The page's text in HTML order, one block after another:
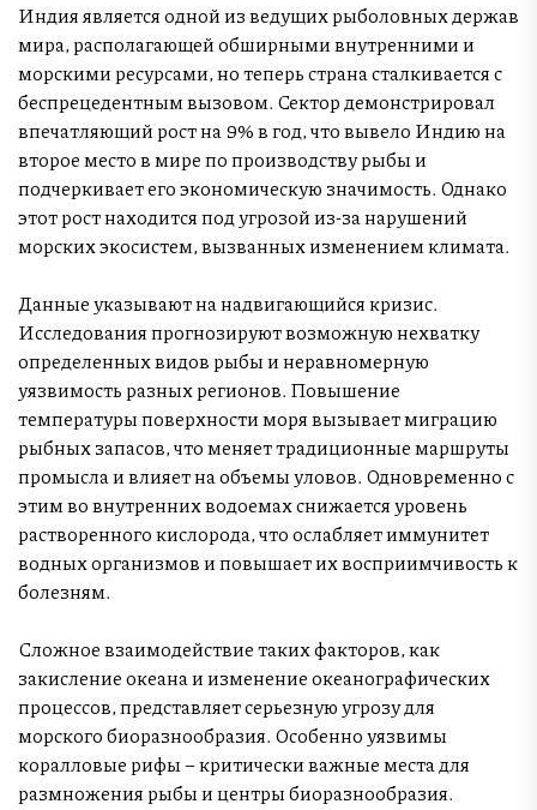
Индия является одной из ведущих рыболовных держав
мира, располагающей обширными внутренними и
морскими ресурсами, но теперь страна сталкивается с
беспрецедентным вызовом. Сектор демонстрировал
впечатляющий рост на 9% в год, что вывело Индию на
второе место в мире по производству рыбы и
подчеркивает его экономическую значимость. Однако
этот рост находится под угрозой из-за нарушений
морских экосистем, вызванных изменением климата.
Данные указывают на надвигающийся кризис.
Исследования прогнозируют возможную нехватку
определенных видов рыбы и неравномерную
уязвимость разных регионов. Повышение
температуры поверхности моря вызывает миграцию
рыбных запасов, что меняет традиционные маршруты
промысла и влияет на объемы уловов. Одновременно с
этим во внутренних водоемах снижается уровень
растворенного кислорода, что ослабляет иммунитет
водных организмов и повышает их восприимчивость к
болезням.
Сложное взаимодействие таких факторов, как
закисление океана и изменение океанографических
процессов, представляет серьезную угрозу для
морского биоразнообразия. Особенно уязвимы
коралловые рифы – критически важные места для
размножения рыбы и центры биоразнообразия.